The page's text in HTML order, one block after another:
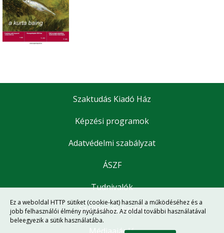
Szaktudás Kiadó Ház
Képzési programok
Adatvédelmi szabályzat
ÁSZF
Tudnivalók
Szállítás és fizetés
Ez a weboldal HTTP sütiket (cookie-kat) használ a működéséhez és a
jobb felhasználói élmény nyújtásához. Az oldal további használatával
beleegyezik a sütik használatába.